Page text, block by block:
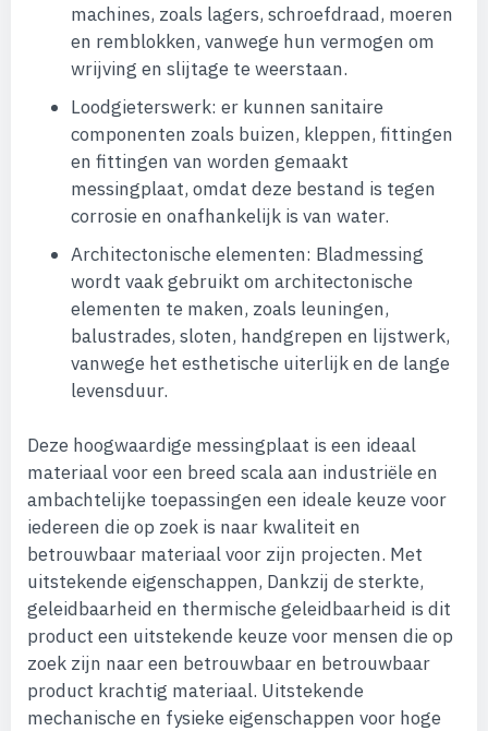
machines, zoals lagers, schroefdraad, moeren
en remblokken, vanwege hun vermogen om
wrijving en slijtage te weerstaan.
Loodgieterswerk: er kunnen sanitaire
componenten zoals buizen, kleppen, fittingen
en fittingen van worden gemaakt
messingplaat, omdat deze bestand is tegen
corrosie en onafhankelijk is van water.
Architectonische elementen: Bladmessing
wordt vaak gebruikt om architectonische
elementen te maken, zoals leuningen,
balustrades, sloten, handgrepen en lijstwerk,
vanwege het esthetische uiterlijk en de lange
levensduur.
Deze hoogwaardige messingplaat is een ideaal
materiaal voor een breed scala aan industriële en
ambachtelijke toepassingen een ideale keuze voor
iedereen die op zoek is naar kwaliteit en
betrouwbaar materiaal voor zijn projecten. Met
uitstekende eigenschappen, Dankzij de sterkte,
geleidbaarheid en thermische geleidbaarheid is dit
product een uitstekende keuze voor mensen die op
zoek zijn naar een betrouwbaar en betrouwbaar
product krachtig materiaal. Uitstekende
mechanische en fysieke eigenschappen voor hoge